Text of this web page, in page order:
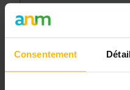
Consentement